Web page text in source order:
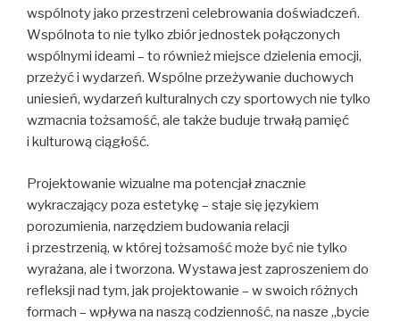
wspólnoty jako przestrzeni celebrowania doświadczeń.
Wspólnota to nie tylko zbiór jednostek połączonych
wspólnymi ideami – to również miejsce dzielenia emocji,
przeżyć i wydarzeń. Wspólne przeżywanie duchowych
uniesień, wydarzeń kulturalnych czy sportowych nie tylko
wzmacnia tożsamość, ale także buduje trwałą pamięć
i kulturową ciągłość.
Projektowanie wizualne ma potencjał znacznie
wykraczający poza estetykę – staje się językiem
porozumienia, narzędziem budowania relacji
i przestrzenią, w której tożsamość może być nie tylko
wyrażana, ale i tworzona. Wystawa jest zaproszeniem do
refleksji nad tym, jak projektowanie – w swoich różnych
formach – wpływa na naszą codzienność, na nasze „bycie